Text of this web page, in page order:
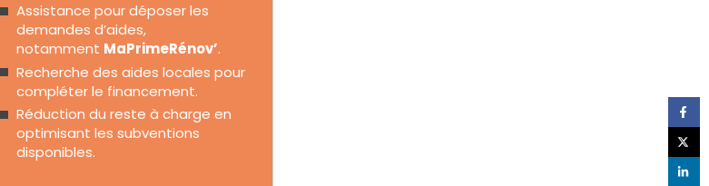
Assistance pour déposer les
demandes d’aides,
notamment MaPrimeRénov’.
Recherche des aides locales pour
compléter le financement.
Réduction du reste à charge en
optimisant les subventions
disponibles.